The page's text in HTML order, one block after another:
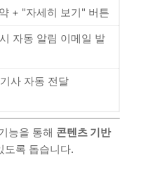
+ "자세히 보기" 버튼
자동 알림 이메일 발
사 자동 전달
능을 통해 콘텐츠 기반
도록 돕습니다.